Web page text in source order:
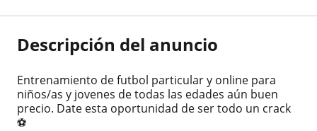
Descripción del anuncio
Entrenamiento de futbol particular y online para
niños/as y jovenes de todas las edades aún buen
precio. Date esta oportunidad de ser todo un crack
⚽